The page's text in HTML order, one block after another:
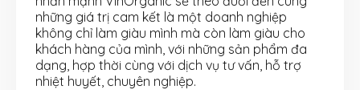
những giá trị cam kết là một doanh nghiệp
không chỉ làm giàu mình mà còn làm giàu cho
khách hàng của mình, với những sản phẩm đa
dạng, hợp thời cùng với dịch vụ tư vấn, hỗ trợ
nhiệt huyết, chuyên nghiệp.